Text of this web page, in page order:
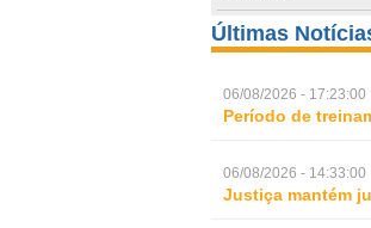
Últimas
06/08/2026 - 17:23:00
Período de
06/08/2026 - 14:33:00
Justiça mantém